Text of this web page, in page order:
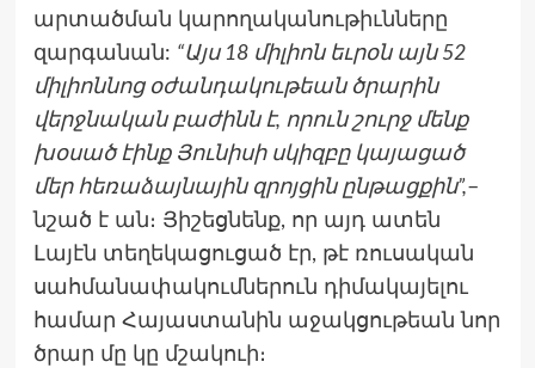
արտածման կարողականութիւնները
զարգանան: “Այս 18 միլիոն եւրօն այն 52
միլիոննոց օժանդակութեան ծրարին
վերջնական բաժինն է, որուն շուրջ մենք
խօսած էինք Յունիսի սկիզբը կայացած
մեր հեռաձայնային զրոյցին ընթացքին”,–
նշած է ան։ Յիշեցնենք, որ այդ ատեն
Լայէն տեղեկացուցած էր, թէ ռուսական
սահմանափակումներուն դիմակայելու
համար Հայաստանին աջակցութեան նոր
ծրար մը կը մշակուի։